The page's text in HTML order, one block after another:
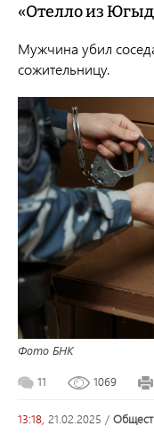
«Отелло из
Мужчина убил
сожительницу.
Фото БНК
11 1069
13:18, 21.02.2025 /